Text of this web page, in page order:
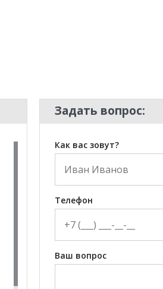
Задать вопрос:
Как вас зовут?
Телефон
Ваш вопрос